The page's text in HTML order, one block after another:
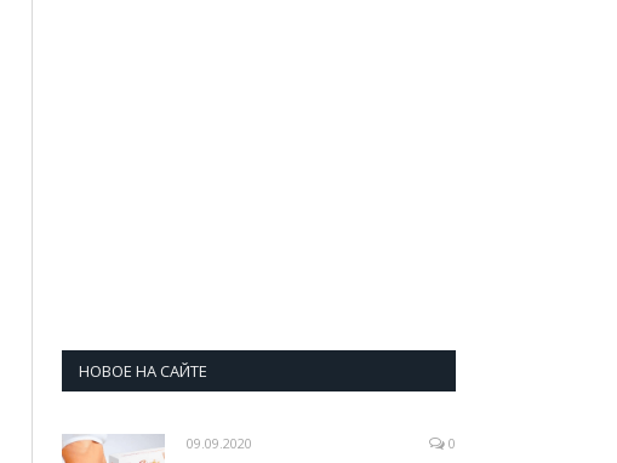
НОВОЕ НА САЙТЕ
09.09.2020 0